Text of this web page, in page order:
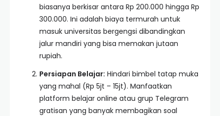
biasanya berkisar antara Rp 200.000 hingga Rp
300.000. Ini adalah biaya termurah untuk
masuk universitas bergengsi dibandingkan
jalur mandiri yang bisa memakan jutaan
rupiah.
Persiapan Belajar: Hindari bimbel tatap muka
yang mahal (Rp 5jt – 15jt). Manfaatkan
platform belajar online atau grup Telegram
gratisan yang banyak membagikan soal